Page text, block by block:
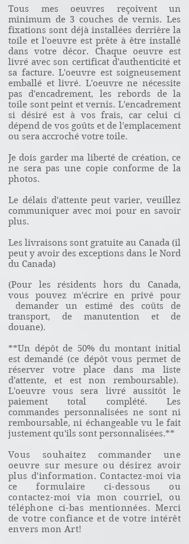
Tous mes oeuvres reçoivent un
minimum de 3 couches de vernis. Les
fixations sont déjà installées derrière la
toile et l'oeuvre est prête à être installé
dans votre décor. Chaque oeuvre est
livré avec son certificat d'authenticité et
sa facture. L'oeuvre est soigneusement
emballé et livré. L'oeuvre ne nécessite
pas d'encadrement, les rebords de la
toile sont peint et vernis. L'encadrement
si désiré est à vos frais, car celui ci
dépend de vos goûts et de l'emplacement
ou sera accroché votre toile.
Je dois garder ma liberté de création, ce
ne sera pas une copie conforme de la
photos.
Le délais d'attente peut varier, veuillez
communiquer avec moi pour en savoir
plus.
Les livraisons sont gratuite au Canada (il
peut y avoir des exceptions dans le Nord
du Canada)
(Pour les résidents hors du Canada,
vous pouvez m'écrire en privé pour
demander un estimé des coûts de
transport, de manutention et de
douane).
**Un dépôt de 50% du montant initial
est demandé (ce dépôt vous permet de
réserver votre place dans ma liste
d'attente, et est non remboursable).
L'oeuvre vous sera livré aussitôt le
paiement total complété. Les
commandes personnalisées ne sont ni
remboursable, ni échangeablevu le fait
justement qu'ils sont personnalisées.**
Vous souhaitez commander une
oeuvre sur mesure ou désirez avoir
plus d'information. Contactez-moi via
ce formulaire ci-dessous ou
contactez-moi via mon courriel, ou
téléphone ci-bas mentionnées. Merci
de votre confiance et de votre intérêt
envers mon Art!